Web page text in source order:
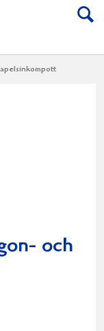
Norrmejerier
och